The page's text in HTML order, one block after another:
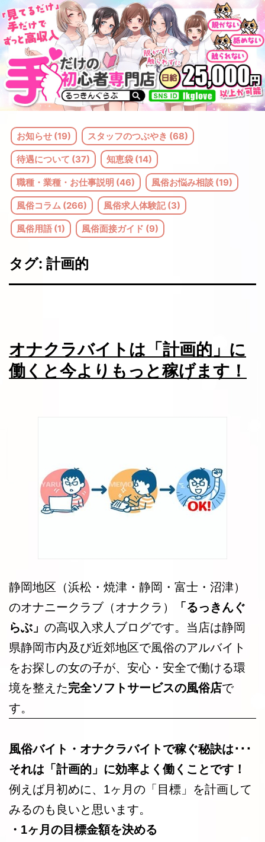
コ
ン
テ
ン
ツ
へ
ス
キ
プ
お知らせ (19) スタッフのつぶやき (68)
待遇について (37) 知恵袋 (14)
職種・業種・お仕事説明 (46) 風俗お悩み相談 (19)
風俗コラム (266) 風俗求人体験記 (3)
風俗用語 (1) 風俗面接ガイド (9)
タグ: 計画的
オナクラバイトは「計画的」に
働くと今よりもっと稼げます！
静岡地区（浜松・焼津・静岡・富士・沼津）
のオナニークラブ（オナクラ）
「るっきんぐ
らぶ」 の高収入求人ブログです。当店は静岡
県静岡市内及び近郊地区で風俗のアルバイト
をお探しの女の子が、安心・安全で働ける環
境を整えた完全ソフトサービスの風俗店で
す。
風俗バイト・オナクラバイトで稼ぐ秘訣は･･･
それは「計画的」に効率よく働くことです！
例えば月初めに、1ヶ月の「目標」を計画して
みるのも良いと思います。
・1ヶ月の目標金額を決める